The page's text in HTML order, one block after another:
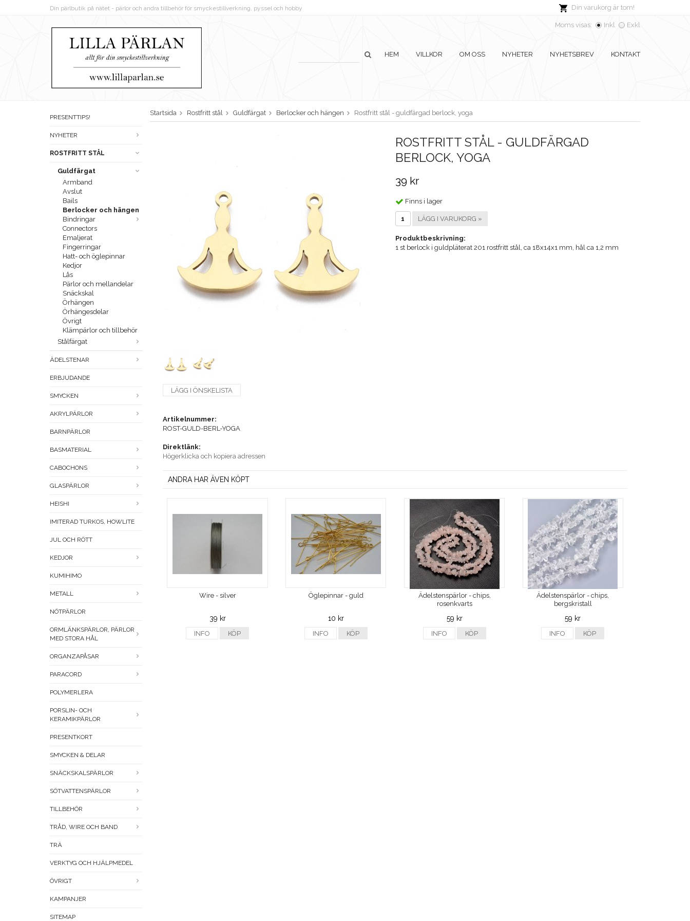
Din varukorg är tom!
Din pärlbutik på nätet - pärlor och andra tillbehör för smyckestillverkning, pyssel och hobby
Moms visas: Inkl Exkl
HEM VILLKOR OM OSS NYHETER NYHETSBREV KONTAKT
PRESENTTIPS!
NYHETER
ROSTFRITT STÅL
Guldfärgat
Armband
Avslut
Bails
Berlocker och hängen
Bindringar
Connectors
Emaljerat
Fingerringar
Hatt- och öglepinnar
Kedjor
Lås
Pärlor och mellandelar
Snäckskal
Örhängen
Örhängesdelar
Övrigt
Klämpärlor och tillbehör
Stålfärgat
ÄDELSTENAR
ERBJUDANDE
SMYCKEN
AKRYLPÄRLOR
BARNPÄRLOR
BASMATERIAL
CABOCHONS
GLASPÄRLOR
HEISHI
IMITERAD TURKOS, HOWLITE
JUL OCH RÖTT
KEDJOR
KUMIHIMO
METALL
NÖTPÄRLOR
ORMLÄNKSPÄRLOR, PÄRLOR
MED STORA HÅL
ORGANZAPÅSAR
PARACORD
POLYMERLERA
PORSLIN- OCH
KERAMIKPÄRLOR
PRESENTKORT
SMYCKEN & DELAR
SNÄCKSKALSPÄRLOR
SÖTVATTENSPÄRLOR
TILLBEHÖR
TRÅD, WIRE OCH BAND
TRÄ
VERKTYG OCH HJÄLPMEDEL
ÖVRIGT
KAMPANJER
SITEMAP
Startsida Rostfritt stål Guldfärgat Berlocker och hängen Rostfritt stål - guldfärgad berlock, yoga
ROSTFRITT STÅL - GULDFÄRGAD
BERLOCK, YOGA
39 kr
Finns i lager
LÄGG I VARUKORG »
Produktbeskrivning:
1 st berlock i guldpläterat 201 rostfritt stål, ca 18x14x1 mm, hål ca 1,2 mm
LÄGG I ÖNSKELISTA
Artikelnummer:
ROST-GULD-BERL-YOGA
Direktlänk:
Högerklicka och kopiera adressen
ANDRA HAR ÄVEN KÖPT
Wire - silver
39 kr
INFO KÖP
Öglepinnar - guld
10 kr
INFO KÖP
Ädelstenspärlor - chips,
rosenkvarts
59 kr
INFO KÖP
Ädelstenspärlor - chips,
bergskristall
59 kr
INFO KÖP